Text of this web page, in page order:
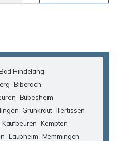
Bad Hindelang
Biberach
Bubesheim
Grünkraut Illertissen
Kaufbeuren Kempten
Laupheim Memmingen